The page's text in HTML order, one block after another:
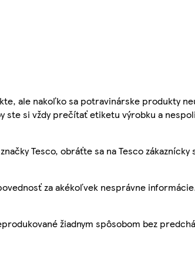
ale nakoľko sa potravinárske produkty
ste si vždy prečítať etiketu výrobku a
Tesco, obráťte sa na Tesco
za akékoľvek nesprávne
žiadnym spôsobom bez